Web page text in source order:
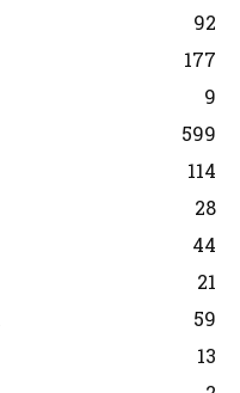
92
177
9
599
114
28
44
21
59
13